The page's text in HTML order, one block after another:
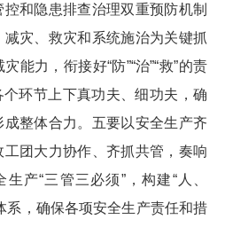
和隐患排查治理双重预防机制
灾、救灾和系统施治为关键抓
能力，衔接好“防”“治”“救”的责
个环节上下真功夫、细功夫，确
整体合力。五要以安全生产齐
团大力协作、齐抓共管，奏响
产“三管三必须”，构建“人、
系，确保各项安全生产责任和措